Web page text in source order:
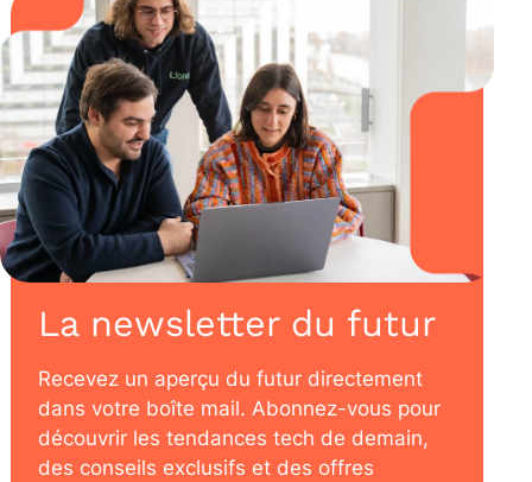
La newsletter du futur
Recevez un aperçu du futur directement
dans votre boîte mail. Abonnez-vous pour
découvrir les tendances tech de demain,
des conseils exclusifs et des offres